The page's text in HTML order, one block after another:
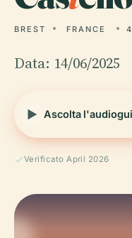
BREST FRANCE
Data: 14/06/2025
Ascolta
Verificato April 2026